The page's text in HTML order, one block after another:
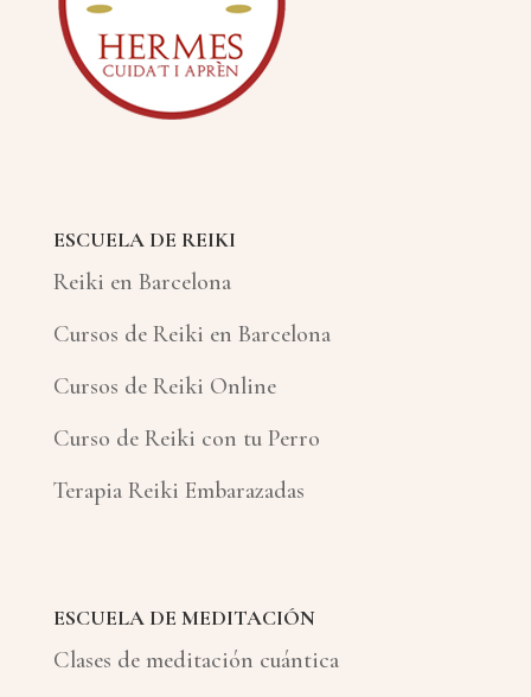
ESCUELA DE REIKI
Reiki en Barcelona
Cursos de Reiki en Barcelona
Cursos de Reiki Online
Curso de Reiki con tu Perro
Terapia Reiki Embarazadas
ESCUELA DE MEDITACIÓN
Clases de meditación cuántica